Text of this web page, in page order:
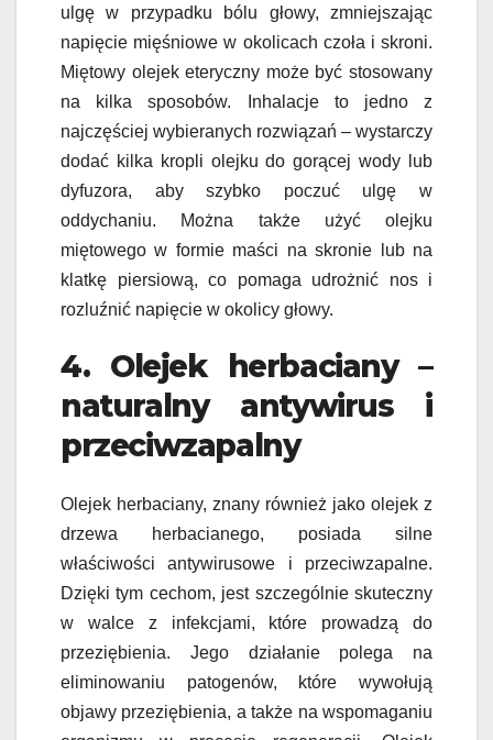
ulgę w przypadku bólu głowy, zmniejszając
napięcie mięśniowe w okolicach czoła i skroni.
Miętowy olejek eteryczny może być stosowany
na kilka sposobów. Inhalacje to jedno z
najczęściej wybieranych rozwiązań – wystarczy
dodać kilka kropli olejku do gorącej wody lub
dyfuzora, aby szybko poczuć ulgę w
oddychaniu. Można także użyć olejku
miętowego w formie maści na skronie lub na
klatkę piersiową, co pomaga udrożnić nos i
rozluźnić napięcie w okolicy głowy.
4. Olejek herbaciany –
naturalny antywirus i
przeciwzapalny
Olejek herbaciany, znany również jako olejek z
drzewa herbacianego, posiada silne
właściwości antywirusowe i przeciwzapalne.
Dzięki tym cechom, jest szczególnie skuteczny
w walce z infekcjami, które prowadzą do
przeziębienia. Jego działanie polega na
eliminowaniu patogenów, które wywołują
objawy przeziębienia, a także na wspomaganiu